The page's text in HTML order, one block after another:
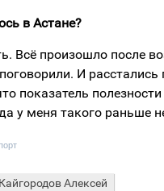
в Астане?
Всё произошло после
И
показатель
у меня такого раньше
Кайгородов Алексей